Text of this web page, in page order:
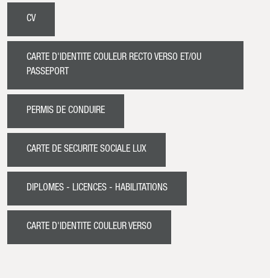
CV
CARTE D'IDENTITE COULEUR RECTO VERSO ET/OU
PASSEPORT
PERMIS DE CONDUIRE
CARTE DE SECURITE SOCIALE LUX
DIPLOMES - LICENCES - HABILITATIONS
CARTE D'IDENTITE COULEUR VERSO